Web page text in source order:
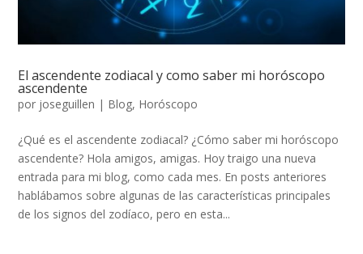
El ascendente zodiacal y como saber mi horóscopo
ascendente
por joseguillen | Blog, Horóscopo
¿Qué es el ascendente zodiacal? ¿Cómo saber mi horóscopo
ascendente? Hola amigos, amigas. Hoy traigo una nueva
entrada para mi blog, como cada mes. En posts anteriores
hablábamos sobre algunas de las características principales
de los signos del zodíaco, pero en esta...